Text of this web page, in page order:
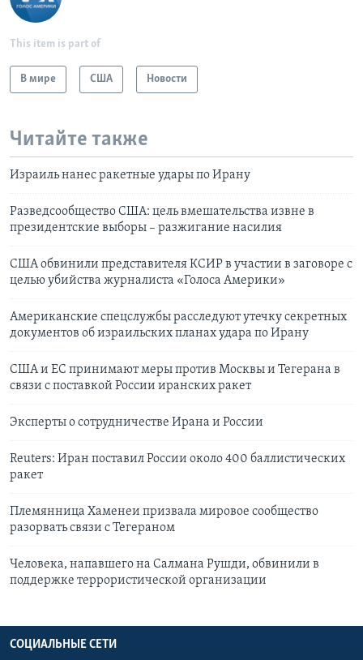
This item is part of
В мире США Новости
Читайте также
Израиль нанес ракетные удары по Ирану
Разведсообщество США: цель вмешательства извне в
президентские выборы – разжигание насилия
США обвинили представителя КСИР в участии в заговоре с
целью убийства журналиста «Голоса Америки»
Американские спецслужбы расследуют утечку секретных
документов об израильских планах удара по Ирану
США и ЕС принимают меры против Москвы и Тегерана в
связи с поставкой России иранских ракет
Эксперты о сотрудничестве Ирана и России
Reuters: Иран поставил России около 400 баллистических
ракет
Племянница Хаменеи призвала мировое сообщество
разорвать связи с Тегераном
Человека, напавшего на Салмана Рушди, обвинили в
поддержке террористической организации
СОЦИАЛЬНЫЕ СЕТИ